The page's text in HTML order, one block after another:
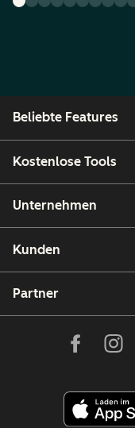
Beliebte Features
Kostenlose Tools
Unternehmen
Kunden
Partner